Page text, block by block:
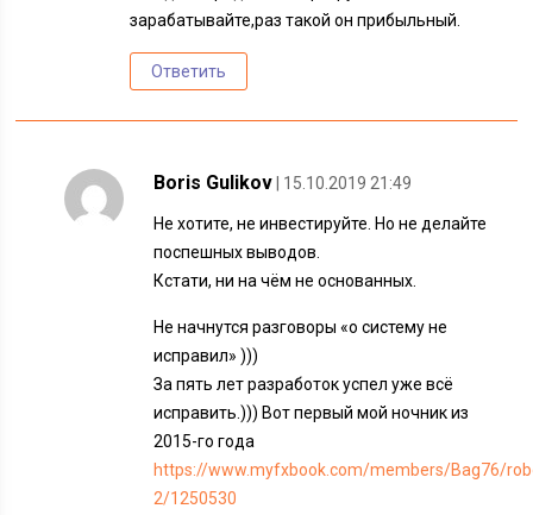
зарабатывайте,раз такой он прибыльный.
Ответить
Boris Gulikov | 15.10.2019 21:49
Не хотите, не инвестируйте. Но не делайте
поспешных выводов.
Кстати, ни на чём не основанных.
Не начнутся разговоры «о систему не
исправил» )))
За пять лет разработок успел уже всё
исправить.))) Вот первый мой ночник из
2015-го года
https://www.myfxbook.com/members/Bag76/
2/1250530